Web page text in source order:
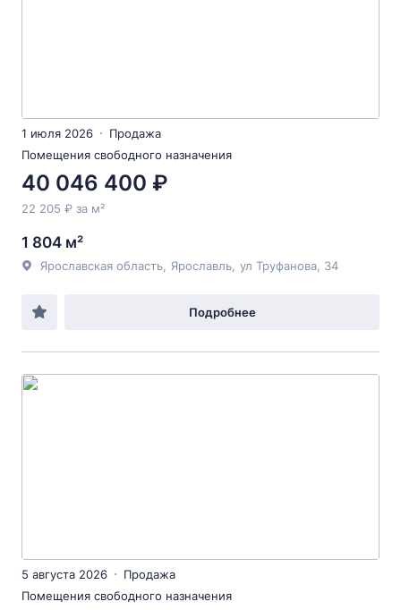
1 июля 2026
Продажа
Помещения свободного назначения
40 046 400 ₽
22 205 ₽ за м²
1 804 м²
Ярославская область Ярославль ул Труфанова , 34
Подробнее
5 августа 2026
Продажа
Помещения свободного назначения